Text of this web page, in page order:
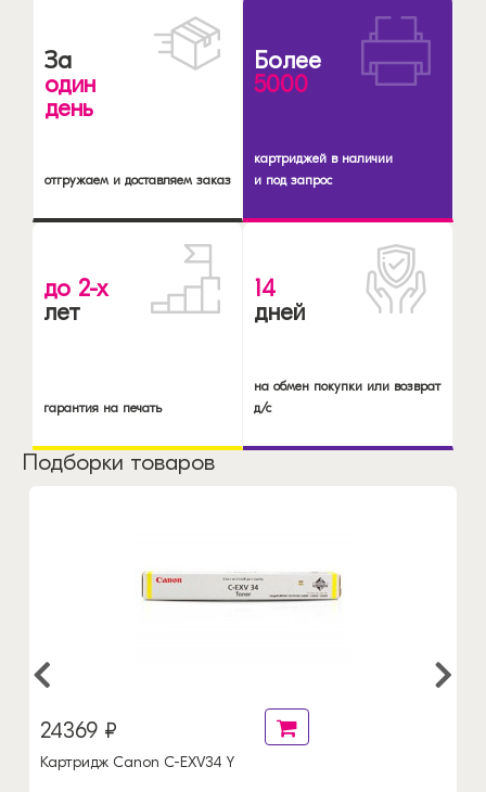
За
один
день
отгружаем и доставляем заказ
Более
5000
картриджей в наличии
и под запрос
до 2-х
лет
гарантия на печать
14
дней
на обмен покупки или возврат
д/с
Подборки товаров
24369 ₽
Картридж Canon C-EXV34 Y